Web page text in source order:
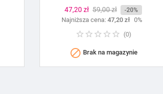
Cena
47,20 zł Cena
podstawowa
59,00 zł -20%
Najniższa cena: 47,20 zł 0%
(0)
 Brak na magazynie